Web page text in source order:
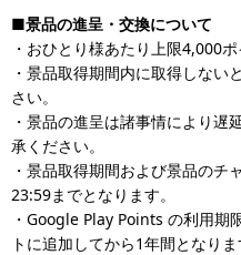
■景品の進呈・交換について
・おひとり様あたり上限4,000
・景品取得期間内に取得しない
さい。
・景品の進呈は諸事情により遅
承ください。
・景品取得期間および景品のチ
23:59までとなります。
・Google Play Points の利用期
トに追加してから1年間となりま